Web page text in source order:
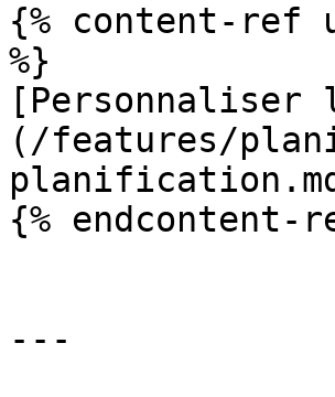
{% content-ref
%}
[Personnaliser
(/features/
{% endcontent-
---